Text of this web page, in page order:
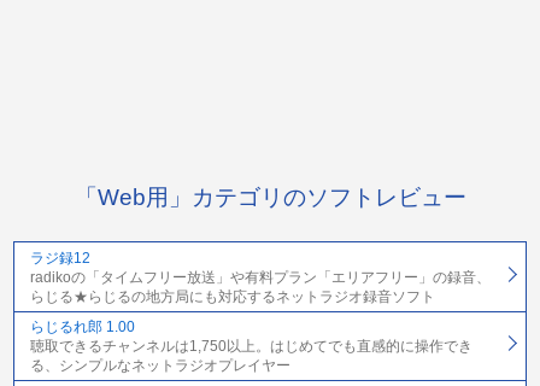
「Web用」カテゴリのソフトレビュー
ラジ録12
radikoの「タイムフリー放送」や有料プラン「エリアフリー」の録音、
らじる★らじるの地方局にも対応するネットラジオ録音ソフト
らじるれ郎 1.00
聴取できるチャンネルは1,750以上。はじめてでも直感的に操作でき
る、シンプルなネットラジオプレイヤー